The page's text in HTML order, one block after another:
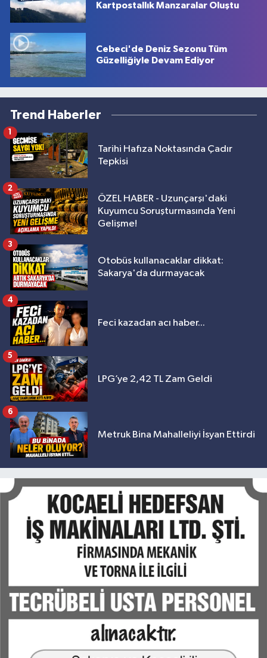
Kartpostallık Manzaralar Oluştu
Cebeci'de Deniz Sezonu Tüm
Güzelliğiyle Devam Ediyor
Trend Haberler
Tarihi Hafıza Noktasında Çadır
Tepkisi
1
ÖZEL HABER - Uzunçarşı'daki
Kuyumcu Soruşturmasında Yeni
Gelişme!
2
Otobüs kullanacaklar dikkat:
Sakarya'da durmayacak
3
Feci kazadan acı haber...
4
LPG’ye 2,42 TL Zam Geldi
5
Metruk Bina Mahalleliyi İsyan Ettirdi
6